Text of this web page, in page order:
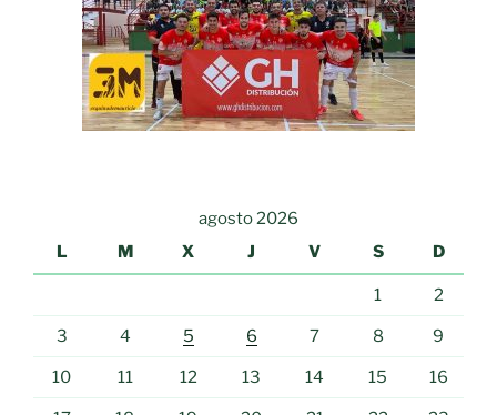
agosto 2026
L
M X J V S D
1 2
3 4 5 6 7 8 9
10 11 12 13 14 15 16